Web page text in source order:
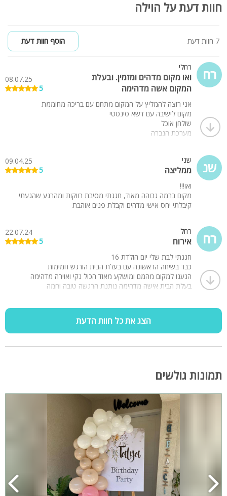
חוות דעת על הוילה
7 חוות דעת הוסף חוות דעת
רח רחלי
ואו מקום מדהים ומזמין. ובעלת
המקום אשה מדהימה
08.07.25
5
אני רוצה להמליץ על המקום מתחם עם בריכה מחוממת
מקום לישיבה עם דשא סינטטי
שולחן אוכל
מערכת הגברה
נהננו מאוד
שנ שני
ממליצה
09.04.25
5
ואו!!!
מקום ברמה גבוהה מאוד, חגגתי מסיבת רווקות ומהרגע שהגעתי
קיבלתי יחס אישי מדהים וקבלת פנים אוהבת
רח רחל
אירוח
22.07.24
5
חגגתי לבת שלי יום הולדת 16
כבר בשיחה הראשונה עם בעלת הבית הורגש חמימות
הגענו למקום מהמם ומושקע מאוד הכול נקי ואוירה מדהימה
בעלת הבית אישה מדהימה נותנת הרגשה טובה וחמה
הצג את כל חוות הדעת
תמונות גולשים